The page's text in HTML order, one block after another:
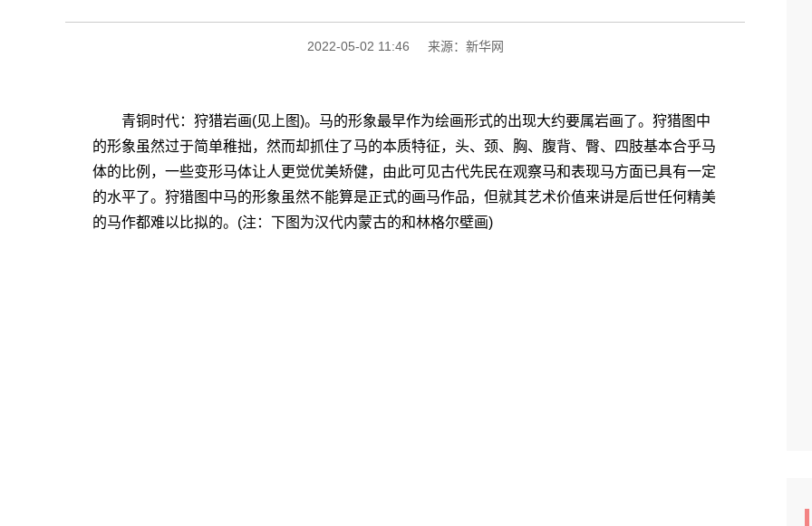
2022-05-02 11:46 来源：新华网
青铜时代：狩猎岩画(见上图)。马的形象最早作为绘画形式的出现大约要属岩画了。狩猎图中
的形象虽然过于简单稚拙，然而却抓住了马的本质特征，头、颈、胸、腹背、臀、四肢基本合乎马
体的比例，一些变形马体让人更觉优美矫健，由此可见古代先民在观察马和表现马方面已具有一定
的水平了。狩猎图中马的形象虽然不能算是正式的画马作品，但就其艺术价值来讲是后世任何精美
的马作都难以比拟的。(注：下图为汉代内蒙古的和林格尔壁画)